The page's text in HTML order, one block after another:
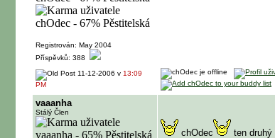
Registrován: May 2004
Příspěvků: 388
11-12-2006 v 13:09
PM
vaaanha
Stálý Člen
chOdec ten